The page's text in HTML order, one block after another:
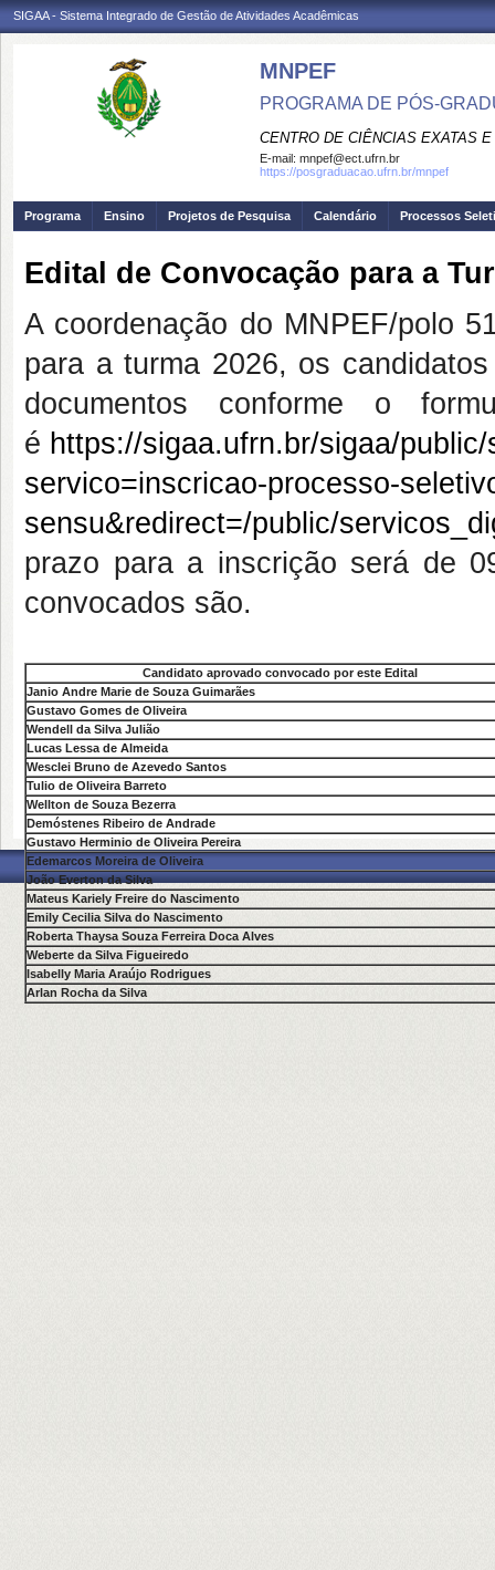
SIGAA - Sistema Integrado de Gestão de Atividades Acadêmicas
MNPEF
PROGRAMA DE PÓS-
CENTRO DE CIÊNCIAS EXATAS
E-mail: mnpef@ect.ufrn.br
https://posgraduacao.ufrn.br/mnpef
Programa Ensino Projetos de Pesquisa Calendário Processos
Edital de Convocação para a
A coordenação do MNPEF/polo
para a turma 2026, os
documentos conforme o
é https://sigaa.ufrn.br/sigaa/
servico=inscricao-processo-
sensu&redirect=/public/
prazo para a inscrição será de
convocados são.
Candidato aprovado convocado por este Edital
Janio Andre Marie de Souza Guimarães
Gustavo Gomes de Oliveira
Wendell da Silva Julião
Lucas Lessa de Almeida
Wesclei Bruno de Azevedo Santos
Tulio de Oliveira Barreto
Wellton de Souza Bezerra
Demóstenes Ribeiro de Andrade
Gustavo Herminio de Oliveira Pereira
Edemarcos Moreira de Oliveira
João Everton da Silva
Mateus Kariely Freire do Nascimento
Emily Cecilia Silva do Nascimento
Roberta Thaysa Souza Ferreira Doca Alves
Weberte da Silva Figueiredo
Isabelly Maria Araújo Rodrigues
Arlan Rocha da Silva